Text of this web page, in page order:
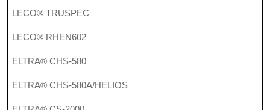
LECO® TRUSPEC
LECO® RHEN602
ELTRA® CHS-580
ELTRA® CHS-580A/HELIOS